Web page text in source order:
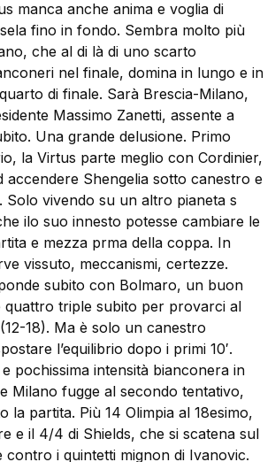
manca anche anima e voglia di
fino in fondo. Sembra molto più
che al di là di uno scarto
nel finale, domina in lungo e in
di finale. Sarà Brescia-Milano,
Massimo Zanetti, assente a
Una grande delusione. Primo
la Virtus parte meglio con Cordinier,
accendere Shengelia sotto canestro e
Solo vivendo su un altro pianeta s
ilo suo innesto potesse cambiare le
e mezza prma della coppa. In
vissuto, meccanismi, certezze.
subito con Bolmaro, un buon
quattro triple subito per provarci al
18). Ma è solo un canestro
l’equilibrio dopo i primi 10′.
pochissima intensità bianconera in
Milano fugge al secondo tentativo,
la partita. Più 14 Olimpia al 18esimo,
e il 4/4 di Shields, che si scatena sul
contro i quintetti mignon di Ivanovic.